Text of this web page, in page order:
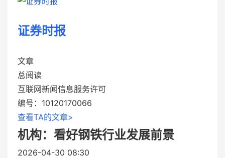
证券时报
文章
总阅读
互联网新闻信息服务许可
编号：10120170066
查看TA的文章>
机构：看好钢铁行业发展前景
2026-04-30 08:30